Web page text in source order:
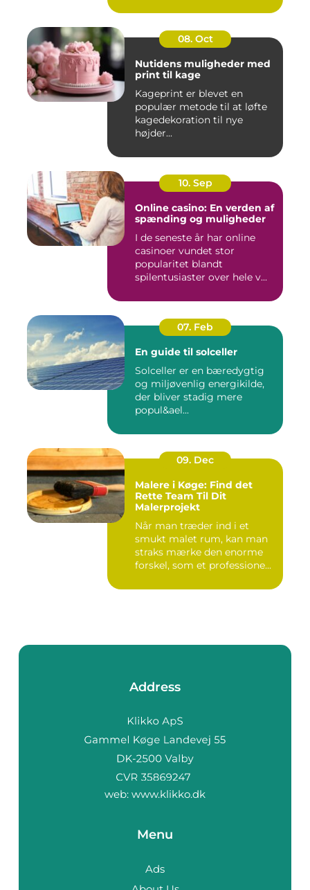
08. Oct
Nutidens muligheder med
print til kage
Kageprint er blevet en
populær metode til at løfte
kagedekoration til nye
højder...
10. Sep
Online casino: En verden af
spænding og muligheder
I de seneste år har online
casinoer vundet stor
popularitet blandt
spilentusiaster over hele v...
07. Feb
En guide til solceller
Solceller er en bæredygtig
og miljøvenlig energikilde,
der bliver stadig mere
popul&ael...
09. Dec
Malere i Køge: Find det
Rette Team Til Dit
Malerprojekt
Når man træder ind i et
smukt malet rum, kan man
straks mærke den enorme
forskel, som et professione...
Address
web: www.klikko.dk
Menu
Ads